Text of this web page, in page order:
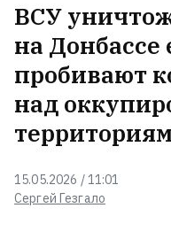
Сергей Гезгало
15.05.2026 / 11:01
ВСУ
на
пробивают
над
Интернет-шопинг
способом борьбы
поколения Z.
удовольствие
процесс, а не
В Быхове троих
неживыми